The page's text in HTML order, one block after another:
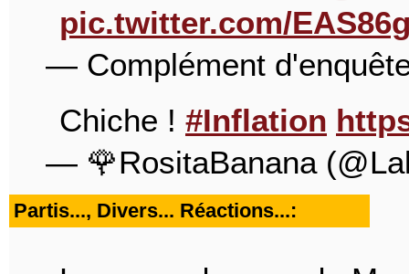
pic.twitter.com/
— Complément
Chiche ! #Inflation
— 🌹RositaBanana
Partis..., Divers... Réactions...: